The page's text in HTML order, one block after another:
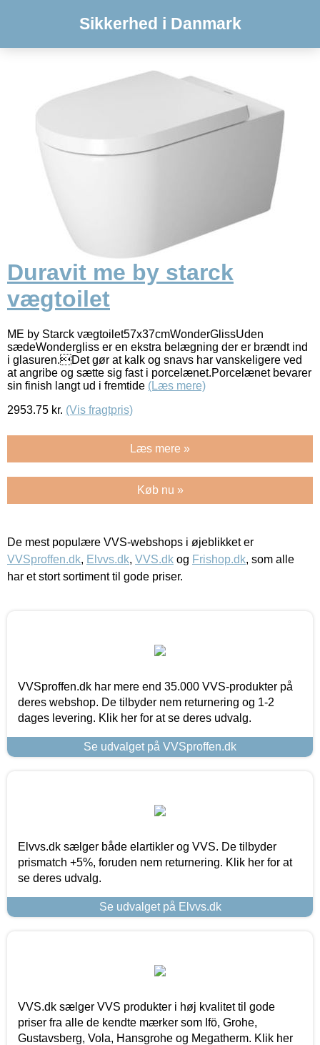
Sikkerhed i Danmark
Duravit me by starck
vægtoilet
ME by Starck vægtoilet57x37cmWonderGlissUden
sædeWondergliss er en ekstra belægning der er brændt ind
i glasuren.Det gør at kalk og snavs har vanskeligere ved
at angribe og sætte sig fast i porcelænet.Porcelænet bevarer
sin finish langt ud i fremtide (Læs mere)
2953.75 kr. (Vis fragtpris)
Læs mere »
Køb nu »
De mest populære VVS-webshops i øjeblikket er
VVSproffen.dk, Elvvs.dk, VVS.dk og Frishop.dk, som alle
har et stort sortiment til gode priser.
VVSproffen.dk har mere end 35.000 VVS-produkter på
deres webshop. De tilbyder nem returnering og 1-2
dages levering. Klik her for at se deres udvalg.
Se udvalget på VVSproffen.dk
Elvvs.dk sælger både elartikler og VVS. De tilbyder
prismatch +5%, foruden nem returnering. Klik her for at
se deres udvalg.
Se udvalget på Elvvs.dk
VVS.dk sælger VVS produkter i høj kvalitet til gode
priser fra alle de kendte mærker som Ifö, Grohe,
Gustavsberg, Vola, Hansgrohe og Megatherm. Klik her